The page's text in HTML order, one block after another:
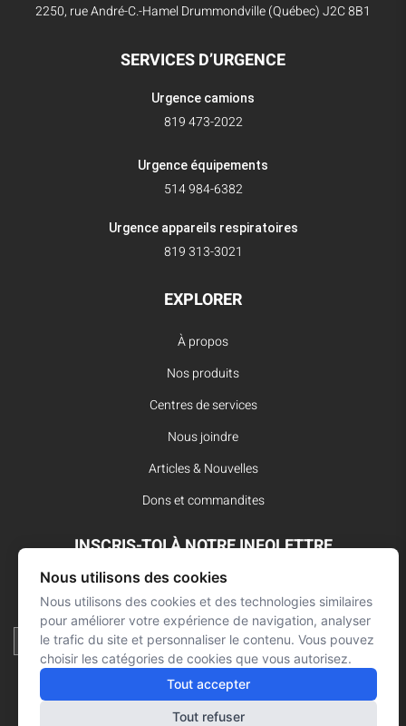
2250, rue André-C.-Hamel Drummondville (Québec) J2C 8B1
SERVICES D’URGENCE
Urgence camions
819 473-2022
Urgence équipements
514 984-6382
Urgence appareils respiratoires
819 313-3021
EXPLORER
À propos
Nos produits
Centres de services
Nous joindre
Articles & Nouvelles
Dons et commandites
INSCRIS-TOI À NOTRE INFOLETTRE
Reste à l’affût des dernières innovations pour vos interventions
d’urgence et ne manque aucune nouvelle de L’Arsenal.
Nous utilisons des cookies
Nous utilisons des cookies et des technologies similaires
pour améliorer votre expérience de navigation, analyser
le trafic du site et personnaliser le contenu. Vous pouvez
choisir les catégories de cookies que vous autorisez.
Tout accepter
Tout refuser